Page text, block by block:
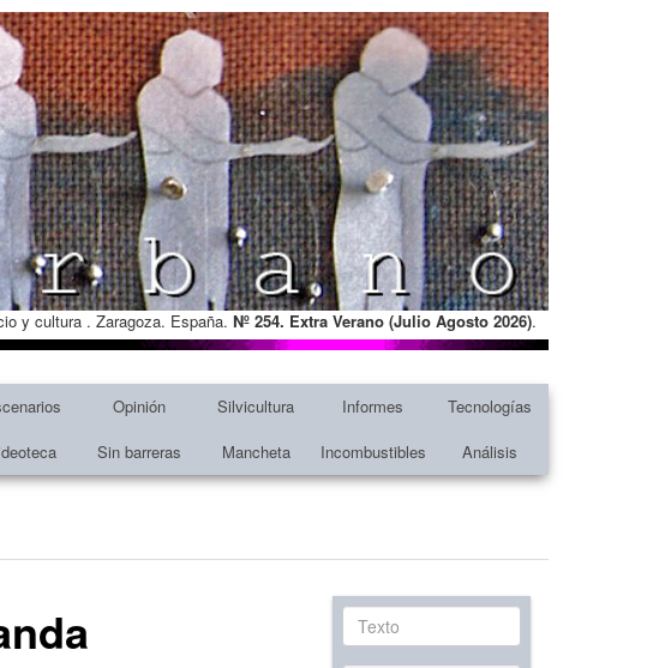
y cultura . Zaragoza. España. Nº 254. Extra Verano (Julio Agosto 2026).
Opinión Silvicultura Informes
Tecnologías
Sin barreras Mancheta Incombustibles Análisis
Texto